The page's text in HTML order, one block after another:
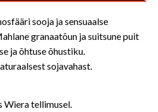
sooja ja sensuaalse
granaatõun ja suitsune puit
ja õhtuse õhustiku.
sojavahast.
Wiera tellimusel.